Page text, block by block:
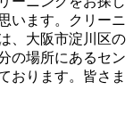
います。クリーニ
、大阪市淀川区の
の場所にあるセン
おります。皆さま